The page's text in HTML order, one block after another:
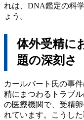
れは、DNA鑑定の科
ょう。
体外受精に
題の深刻さ
カールバート氏の事
精にまつわるトラブ
の医療機関で、受精
れています。こうし